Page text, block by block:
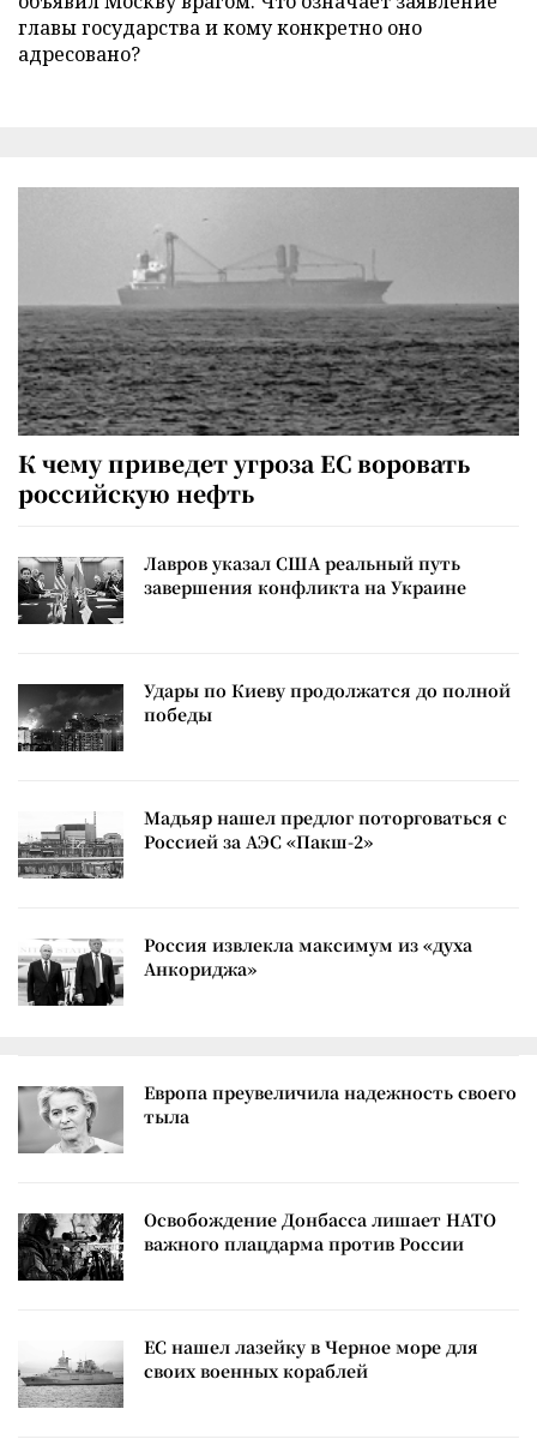
главы государства и кому конкретно оно
адресовано?
К чему приведет угроза ЕС воровать
российскую нефть
Лавров указал США реальный путь
завершения конфликта на Украине
Удары по Киеву продолжатся до полной
победы
Мадьяр нашел предлог поторговаться с
Россией за АЭС «Пакш-2»
Россия извлекла максимум из «духа
Анкориджа»
Европа преувеличила надежность своего
тыла
Освобождение Донбасса лишает НАТО
важного плацдарма против России
ЕС нашел лазейку в Черное море для
своих военных кораблей